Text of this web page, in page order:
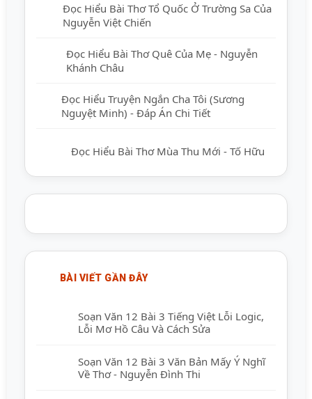
Đọc Hiểu Bài Thơ Tổ Quốc Ở Trường Sa
Của Nguyễn Việt Chiến
Đọc Hiểu Bài Thơ Quê Của Mẹ - Nguyễn
Khánh Châu
Đọc Hiểu Truyện Ngắn Cha Tôi (Sương
Nguyệt Minh) - Đáp Án Chi Tiết
Đọc Hiểu Bài Thơ Mùa Thu Mới - Tố Hữu
BÀI VIẾT GẦN ĐÂY
Soạn Văn 12 Bài 3 Tiếng Việt Lỗi Logic,
Lỗi Mơ Hồ Câu Và Cách Sửa
Soạn Văn 12 Bài 3 Văn Bản Mấy Ý Nghĩ
Về Thơ - Nguyễn Đình Thi